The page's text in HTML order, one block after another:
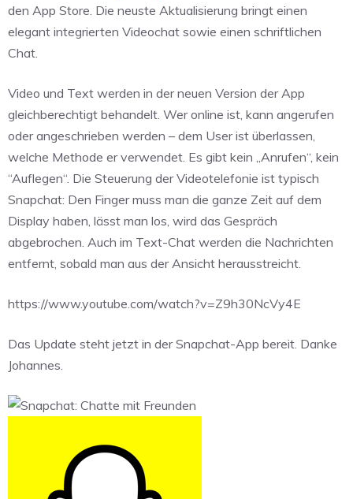
den App Store. Die neuste Aktualisierung bringt einen
elegant integrierten Videochat sowie einen schriftlichen
Chat.
Video und Text werden in der neuen Version der App
gleichberechtigt behandelt. Wer online ist, kann angerufen
oder angeschrieben werden – dem User ist überlassen,
welche Methode er verwendet. Es gibt kein „Anrufen“, kein
“Auflegen“. Die Steuerung der Videotelefonie ist typisch
Snapchat: Den Finger muss man die ganze Zeit auf dem
Display haben, lässt man los, wird das Gespräch
abgebrochen. Auch im Text-Chat werden die Nachrichten
entfernt, sobald man aus der Ansicht herausstreicht.
https://www.youtube.com/watch?v=Z9h30NcVy4E
Das Update steht jetzt in der Snapchat-App bereit. Danke
Johannes.